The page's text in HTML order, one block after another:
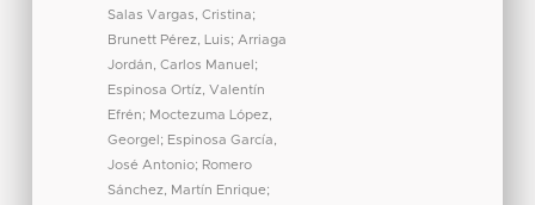
Salas Vargas, Cristina;
Brunett Pérez, Luis; Arriaga
Jordán, Carlos Manuel ;
Espinosa Ortíz, Valentín
Efrén; Moctezuma López,
Georgel ; Espinosa García,
José Antonio; Romero
Sánchez, Martín Enrique;